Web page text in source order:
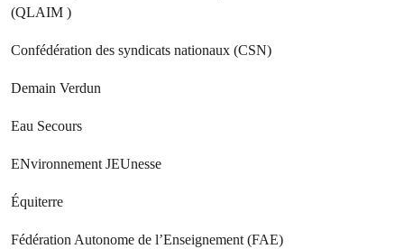
(QLAIM )
Confédération des syndicats nationaux (CSN)
Demain Verdun
Eau Secours
ENvironnement JEUnesse
Équiterre
Fédération Autonome de l’Enseignement (FAE)